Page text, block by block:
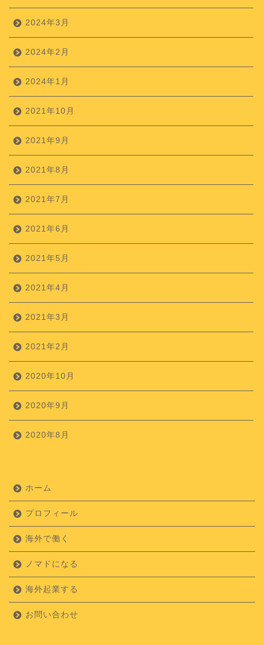
2024年3月
2024年2月
2024年1月
2021年10月
2021年9月
2021年8月
2021年7月
2021年6月
2021年5月
2021年4月
2021年3月
2021年2月
2020年10月
2020年9月
2020年8月
ホーム
プロフィール
海外で働く
ノマドになる
海外起業する
お問い合わせ